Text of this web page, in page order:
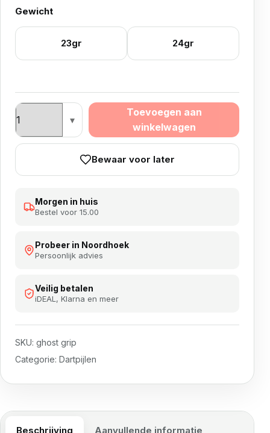
Gewicht
23gr 24gr
RVB Ghostgrip Raymond van Barneveld Grip Grand
Toevoegen aan
winkelwagen
Bewaar voor later
Morgen in huis
Bestel voor 15.00
Probeer in Noordhoek
Persoonlijk advies
Veilig betalen
iDEAL, Klarna en meer
SKU: ghost grip
Categorie: Dartpijlen
Beschrijving Aanvullende informatie